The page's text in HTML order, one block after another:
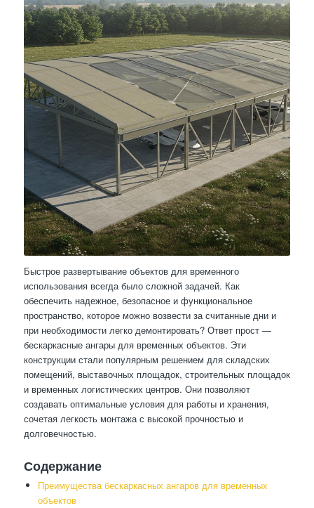
Быстрое развертывание объектов для временного
использования всегда было сложной задачей. Как
обеспечить надежное, безопасное и функциональное
пространство, которое можно возвести за считанные дни и
при необходимости легко демонтировать? Ответ прост —
бескаркасные ангары для временных объектов. Эти
конструкции стали популярным решением для складских
помещений, выставочных площадок, строительных площадок
и временных логистических центров. Они позволяют
создавать оптимальные условия для работы и хранения,
сочетая легкость монтажа с высокой прочностью и
долговечностью.
Содержание
Преимущества бескаркасных ангаров для временных
объектов